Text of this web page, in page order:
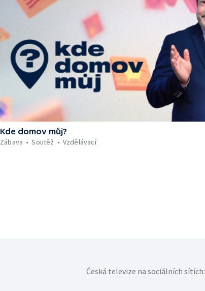
Kde domov můj?
Zábava
Soutěž Vzdělávací
Česká televize na sociálních sítích: